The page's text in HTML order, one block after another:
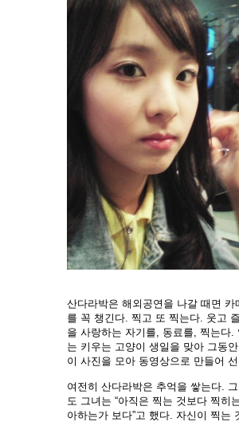
산다라박은 해외공연을 나갈 때면 카
를 꼭 챙긴다. 찍고 또 찍는다. 웃고
을 사랑하는 자기를, 동료를, 찍는다.
는 키우는 고양이 생일을 맞아 그동
이 사진을 모아 동영상으로 만들어 선
여전히 산다라박은 추억을 쌓는다.
도 그녀는 “아직은 찍는 것보다 찍히
아하는가 보다”고 했다. 자신이 찍는